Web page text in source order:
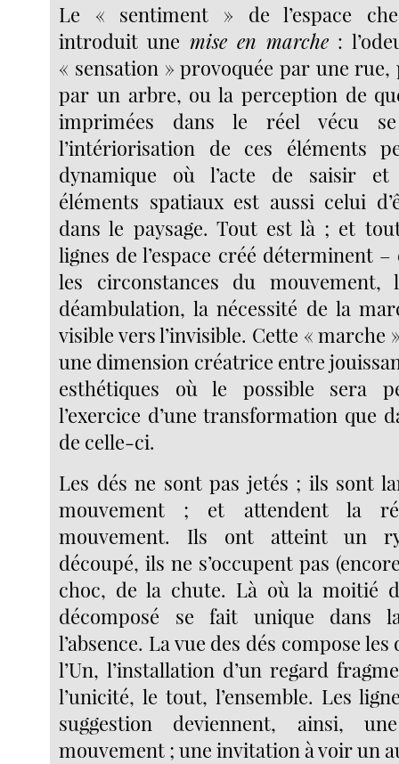
Le « sentiment » de l’espace
introduit une mise en marche :
« sensation » provoquée par une
par un arbre, ou la perception de
imprimées dans le réel vécu
l’intériorisation de ces éléments
dynamique où l’acte de saisir et
éléments spatiaux est aussi celui
dans le paysage. Tout est là ; et
lignes de l’espace créé déterminent
les circonstances du
déambulation, la nécessité de la
visible vers l’invisible. Cette « marche
une dimension créatrice entre
esthétiques où le possible sera
l’exercice d’une transformation que
de celle-ci.
Les dés ne sont pas jetés ; ils sont
mouvement ; et attendent la
mouvement. Ils ont atteint un
découpé, ils ne s’occupent pas
choc, de la chute. Là où la moitié
décomposé se fait unique dans
l’absence. La vue des dés compose
l’Un, l’installation d’un regard
l’unicité, le tout, l’ensemble. Les
suggestion deviennent, ainsi,
mouvement ; une invitation à voir un